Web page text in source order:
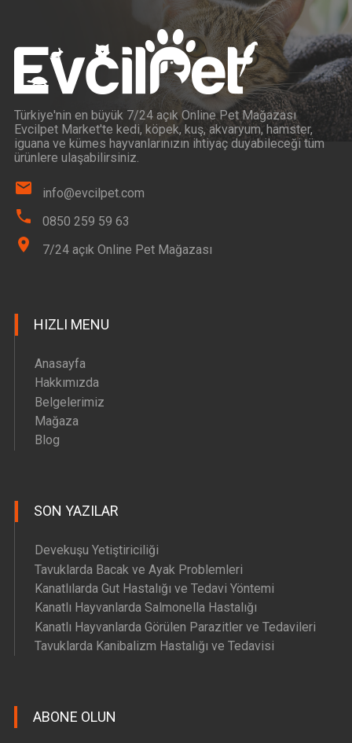
Türkiye'nin en büyük 7/24 açık Online Pet Mağazası
Evcilpet Market'te kedi, köpek, kuş, akvaryum, hamster,
iguana ve kümes hayvanlarınızın ihtiyaç duyabileceği tüm
ürünlere ulaşabilirsiniz.
info@evcilpet.com
0850 259 59 63
7/24 açık Online Pet Mağazası
HIZLI MENU
Anasayfa
Hakkımızda
Belgelerimiz
Mağaza
Blog
SON YAZILAR
Devekuşu Yetiştiriciliği
Tavuklarda Bacak ve Ayak Problemleri
Kanatlılarda Gut Hastalığı ve Tedavi Yöntemi
Kanatlı Hayvanlarda Salmonella Hastalığı
Kanatlı Hayvanlarda Görülen Parazitler ve Tedavileri
Tavuklarda Kanibalizm Hastalığı ve Tedavisi
ABONE OLUN